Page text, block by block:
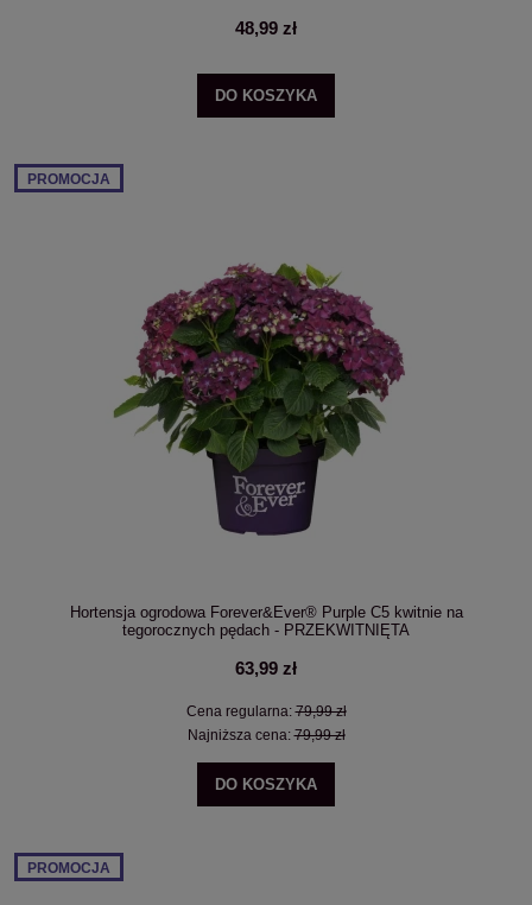
48,99 zł
DO KOSZYKA
Hortensja ogrodowa Forever&Ever® Purple C5 kwitnie na
tegorocznych pędach - PRZEKWITNIĘTA
63,99 zł
Cena regularna:79,99 zł
Najniższa cena:79,99 zł
DO KOSZYKA
PROMOCJA
PROMOCJA